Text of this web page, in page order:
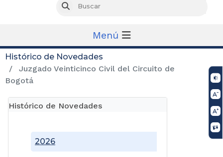
Buscar
Menú
Histórico de Novedades
Juzgado Veinticinco Civil del Circuito de
Bogotá
Histórico de Novedades
2026